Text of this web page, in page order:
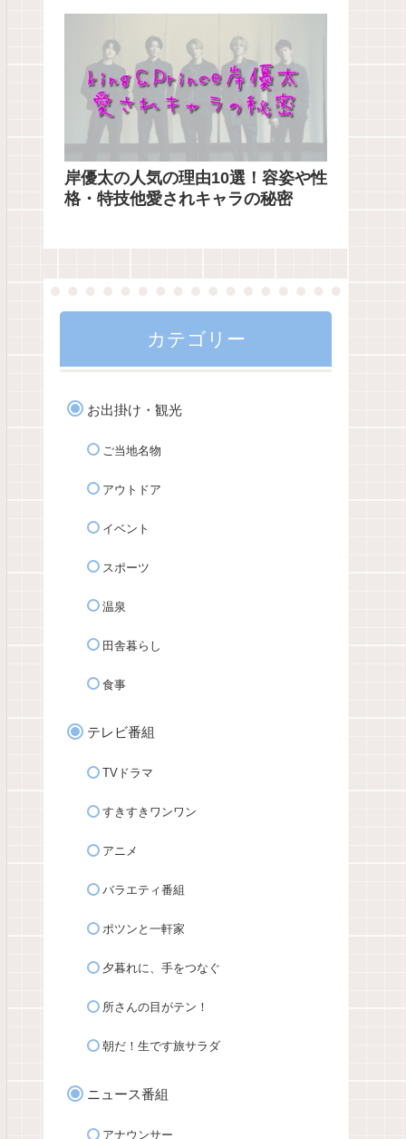
岸優太の人気の理由10選！容姿や性
格・特技他愛されキャラの秘密
カテゴリー
お出掛け・観光
ご当地名物
アウトドア
イベント
スポーツ
温泉
田舎暮らし
食事
テレビ番組
TVドラマ
すきすきワンワン
アニメ
バラエティ番組
ポツンと一軒家
夕暮れに、手をつなぐ
所さんの目がテン！
朝だ！生です旅サラダ
ニュース番組
アナウンサー